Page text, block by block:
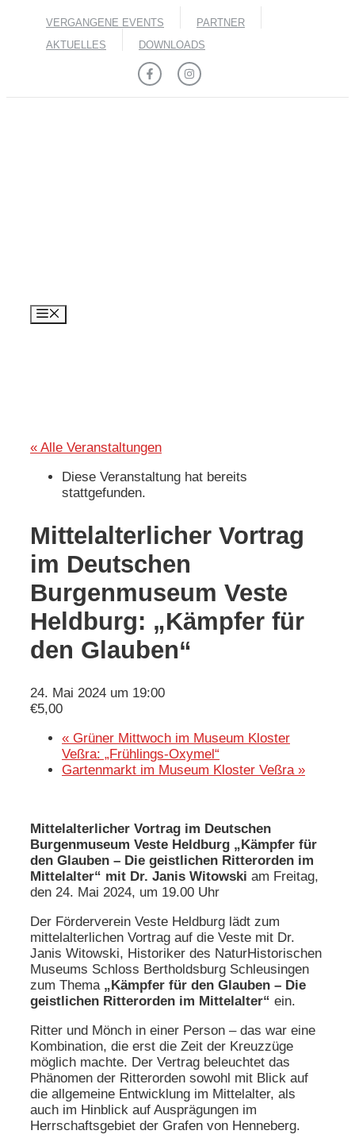
springen
VERGANGENE EVENTS
PARTNER
AKTUELLES
DOWNLOADS
« Alle Veranstaltungen
Diese Veranstaltung hat bereits
stattgefunden.
Mittelalterlicher Vortrag
im Deutschen
Burgenmuseum Veste
Heldburg: „Kämpfer für
den Glauben“
24. Mai 2024 um 19:00
€5,00
« Grüner Mittwoch im Museum Kloster
Veßra: „Frühlings-Oxymel“
Gartenmarkt im Museum Kloster Veßra »
Mittelalterlicher Vortrag im Deutschen
Burgenmuseum Veste Heldburg „Kämpfer für
den Glauben – Die geistlichen Ritterorden im
Mittelalter“ mit Dr. Janis Witowski am Freitag,
den 24. Mai 2024, um 19.00 Uhr
Der Förderverein Veste Heldburg lädt zum
mittelalterlichen Vortrag auf die Veste mit Dr.
Janis Witowski, Historiker des NaturHistorischen
Museums Schloss Bertholdsburg Schleusingen
zum Thema „Kämpfer für den Glauben – Die
geistlichen Ritterorden im Mittelalter“ ein.
Ritter und Mönch in einer Person – das war eine
Kombination, die erst die Zeit der Kreuzzüge
möglich machte. Der Vertrag beleuchtet das
Phänomen der Ritterorden sowohl mit Blick auf
die allgemeine Entwicklung im Mittelalter, als
auch im Hinblick auf Ausprägungen im
Herrschaftsgebiet der Grafen von Henneberg.